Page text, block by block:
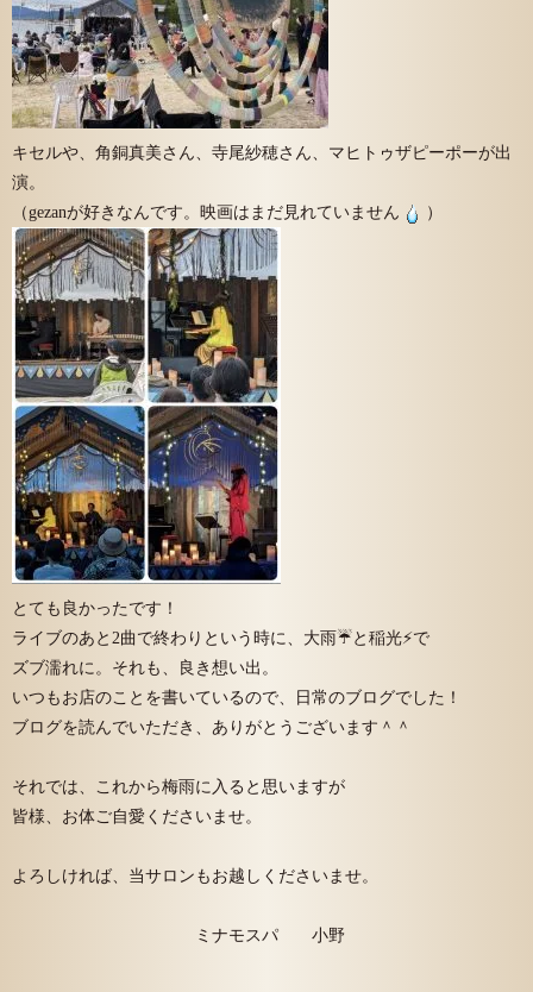
キセルや、角銅真美さん、寺尾紗穂さん、マヒトゥザピーポーが出
演。
（gezanが好きなんです。映画はまだ見れていません
）
とても良かったです！
ライブのあと2曲で終わりという時に、大雨☔と稲光⚡で
ズブ濡れに。それも、良き想い出。
いつもお店のことを書いているので、日常のブログでした！
ブログを読んでいただき、ありがとうございます＾＾
それでは、これから梅雨に入ると思いますが
皆様、お体ご自愛くださいませ。
よろしければ、当サロンもお越しくださいませ。
ミナモスパ 小野